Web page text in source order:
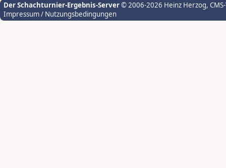
Der Schachturnier-Ergebnis-Server© 2006-2026 Heinz Herzog,
Impressum / Nutzungsbedingungen